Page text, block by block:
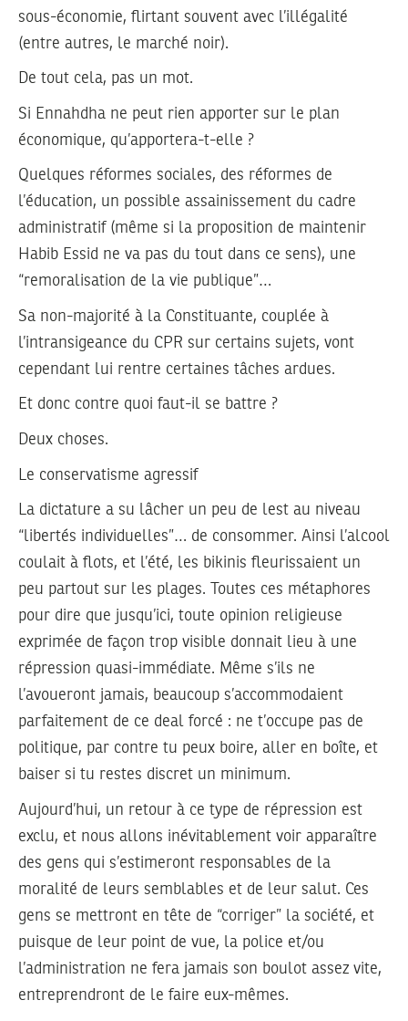
sous-économie, flirtant souvent avec l’illégalité
(entre autres, le marché noir).
De tout cela, pas un mot.
Si Ennahdha ne peut rien apporter sur le plan
économique, qu’apportera-t-elle ?
Quelques réformes sociales, des réformes de
l’éducation, un possible assainissement du cadre
administratif (même si la proposition de maintenir
Habib Essid ne va pas du tout dans ce sens), une
“remoralisation de la vie publique”…
Sa non-majorité à la Constituante, couplée à
l’intransigeance du CPR sur certains sujets, vont
cependant lui rentre certaines tâches ardues.
Et donc contre quoi faut-il se battre ?
Deux choses.
Le conservatisme agressif
La dictature a su lâcher un peu de lest au niveau
“libertés individuelles”… de consommer. Ainsi l’alcool
coulait à flots, et l’été, les bikinis fleurissaient un
peu partout sur les plages. Toutes ces métaphores
pour dire que jusqu’ici, toute opinion religieuse
exprimée de façon trop visible donnait lieu à une
répression quasi-immédiate. Même s’ils ne
l’avoueront jamais, beaucoup s’accommodaient
parfaitement de ce deal forcé : ne t’occupe pas de
politique, par contre tu peux boire, aller en boîte, et
baiser si tu restes discret un minimum.
Aujourd’hui, un retour à ce type de répression est
exclu, et nous allons inévitablement voir apparaître
des gens qui s’estimeront responsables de la
moralité de leurs semblables et de leur salut. Ces
gens se mettront en tête de “corriger” la société, et
puisque de leur point de vue, la police et/ou
l’administration ne fera jamais son boulot assez vite,
entreprendront de le faire eux-mêmes.